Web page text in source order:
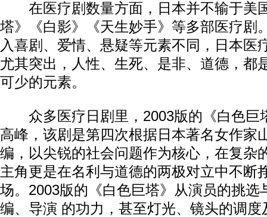
在医疗剧数量方面，日本并不输于美
塔》《白影》《天生妙手》等多部医疗剧
入喜剧、爱情、悬疑等元素不同，日本医
尤其突出，人性、生死、是非、道德，都
可少的元素。
众多医疗日剧里，2003版的《白色巨
高峰，该剧是第四次根据日本著名女作家
编，以尖锐的社会问题作为核心，在复杂
主角更是在名利与道德的两极对立中不断
场。2003版的《白色巨塔》从演员的挑选
编、导演 的功力，甚至灯光、镜头的调度